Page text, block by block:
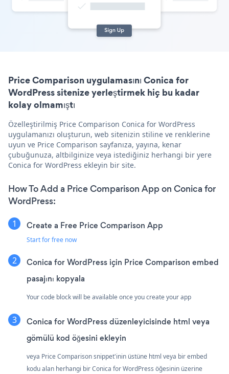
Price Comparison uygulamasını Conica for
WordPress sitenize yerleştirmek hiç bu kadar
kolay olmamıştı
Özelleştirilmiş Price Comparison Conica for WordPress
uygulamanızı oluşturun, web sitenizin stiline ve renklerine
uyun ve Price Comparison sayfanıza, yayına, kenar
çubuğunuza, altbilginize veya istediğiniz herhangi bir yere
Conica for WordPress ekleyin bir site.
How To Add a Price Comparison App on Conica for
WordPress:
Create a Free Price Comparison App
Start for free now
Conica for WordPress için Price Comparison embed
pasajını kopyala
Your code block will be available once you create your app
Conica for WordPress düzenleyicisinde html veya
gömülü kod öğesini ekleyin
veya Price Comparison snippet'inin üstüne html veya bir embed
kodu alan herhangi bir Conica for WordPress öğesinin üzerine